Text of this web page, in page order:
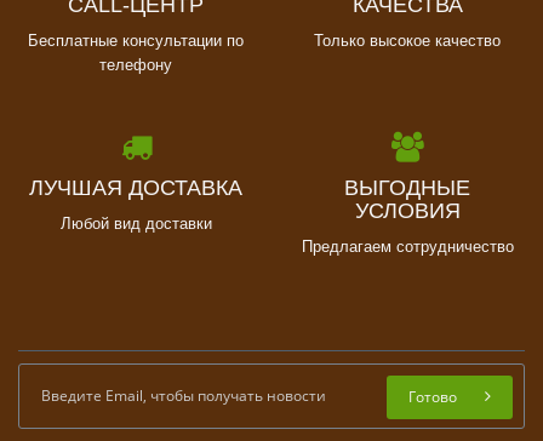
CALL-ЦЕНТР
Бесплатные консультации по
телефону
КАЧЕСТВА
Только высокое качество
ЛУЧШАЯ ДОСТАВКА
Любой вид доставки
ВЫГОДНЫЕ
УСЛОВИЯ
Предлагаем сотрудничество
Готово